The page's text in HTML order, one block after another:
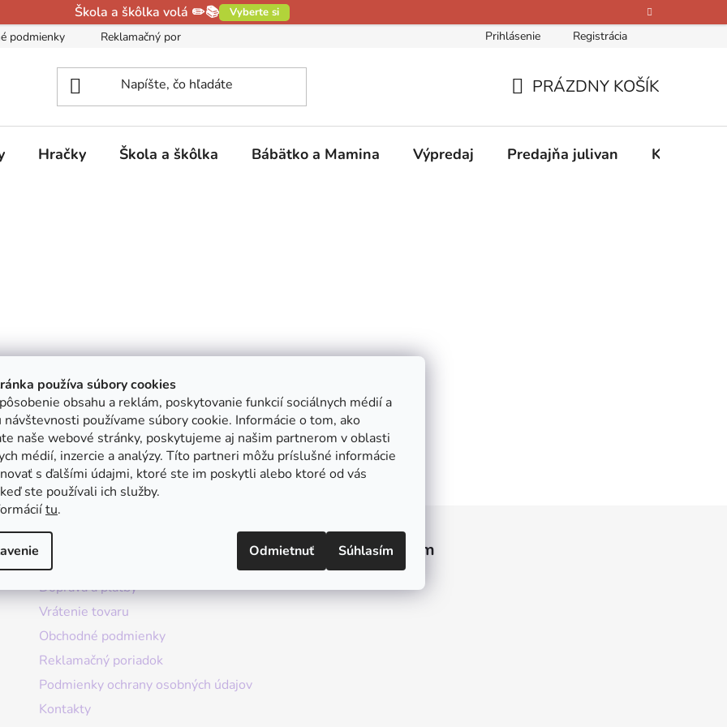
používa súbory cookies
obsahu a reklám, poskytovanie funkcií sociálnych médií a
návštevnosti používame súbory cookie. Informácie o tom, ako
naše webové stránky, poskytujeme aj našim partnerom v oblasti
médií, inzercie a analýzy. Títo partneri môžu príslušné informácie
s ďalšími údajmi, ktoré ste im poskytli alebo ktoré od vás
ste používali ich služby.
tu.
Odmietnuť Súhlasím
Škola a škôlka volá ✏️📚 Vyberte si
podmienky Reklamačný poriadok Kontakty O nás Hodnotenie obchodu
Prihlásenie Registrácia
KOŠÍK
PRÁZDNY KOŠÍK
Hračky Škola a škôlka Bábätko a Mamina Výpredaj Predajňa julivan Kontakty
Doprava a platby
Vrátenie tovaru
Obchodné podmienky
Reklamačný poriadok
Podmienky ochrany osobných údajov
Kontakty
Instagram